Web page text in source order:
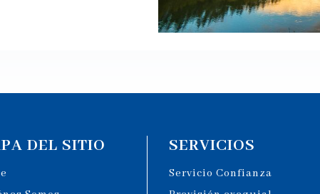
DEL SITIO SERVICIOS
Servicio Confianza